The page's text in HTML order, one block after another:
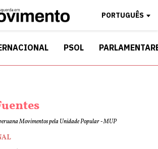
PORTUGUÊS
PSOL
Movimentos pela Unidade Popular - MUP